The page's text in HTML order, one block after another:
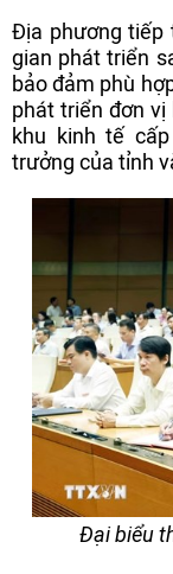
Địa phương tiếp
gian phát triển
bảo đảm phù
phát triển đơn
khu kinh tế
trưởng của tỉnh
Đại biểu